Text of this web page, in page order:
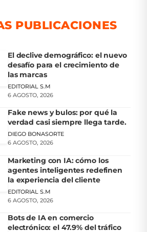
PUBLICACIONES
El declive demográfico: el nuevo
desafío para el crecimiento de
las marcas
EDITORIAL S.M
6 AGOSTO, 2026
Fake news y bulos: por qué la
verdad casi siempre llega tarde.
DIEGO BONASORTE
6 AGOSTO, 2026
Marketing con IA: cómo los
agentes inteligentes redefinen
la experiencia del cliente
EDITORIAL S.M
6 AGOSTO, 2026
Bots de IA en comercio
electrónico: el 47.9% del tráfico